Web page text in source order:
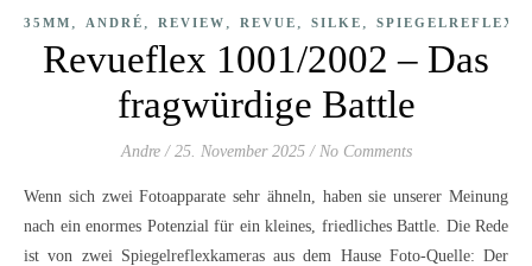
35MM , ANDRÉ , REVIEW , REVUE , SILKE , SPIEGELREFLEX
Revueflex 1001/2002 – Das
fragwürdige Battle
Andre / 25. November 2025 / No Comments
Wenn sich zwei Fotoapparate sehr ähneln, haben sie unserer Meinung
nach ein enormes Potenzial für ein kleines, friedliches Battle. Die Rede
ist von zwei Spiegelreflexkameras aus dem Hause Foto-Quelle: Der